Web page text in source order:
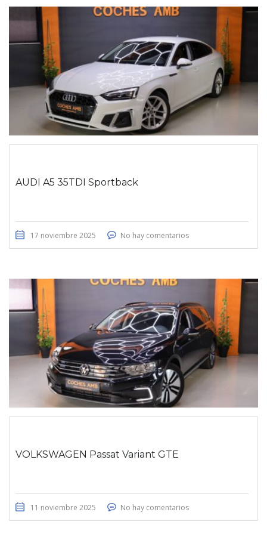
AUDI A5 35TDI Sportback
17 noviembre 2025 No hay comentarios
VOLKSWAGEN Passat Variant GTE
11 noviembre 2025 No hay comentarios